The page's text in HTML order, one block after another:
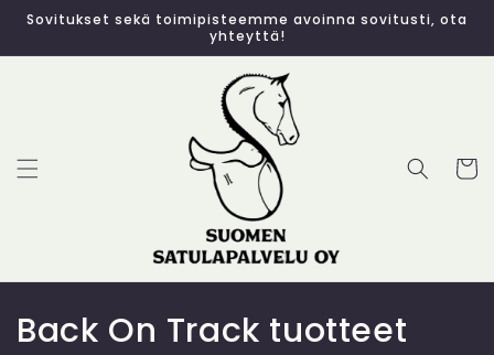
siirry
Sovitukset sekä toimipisteemme avoinna sovitusti, ota
yhteyttä!
K
Back On Track tuotteet